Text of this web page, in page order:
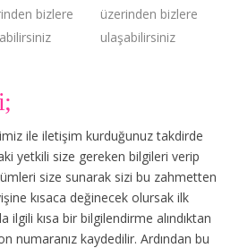
bizlere
üzerinden bizlere
ulaşabilirsiniz
ile iletişim kurduğunuz takdirde
yetkili size gereken bilgileri verip
size sunarak sizi bu zahmetten
kısaca değinecek olursak ilk
ilgili kısa bir bilgilendirme alındıktan
numaranız kaydedilir. Ardından bu